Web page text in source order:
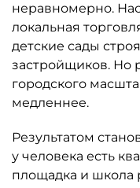
неравномерно.
локальная
детские сады
застройщиков. Но
городского
медленнее.
Результатом
у человека есть
площадка и школа